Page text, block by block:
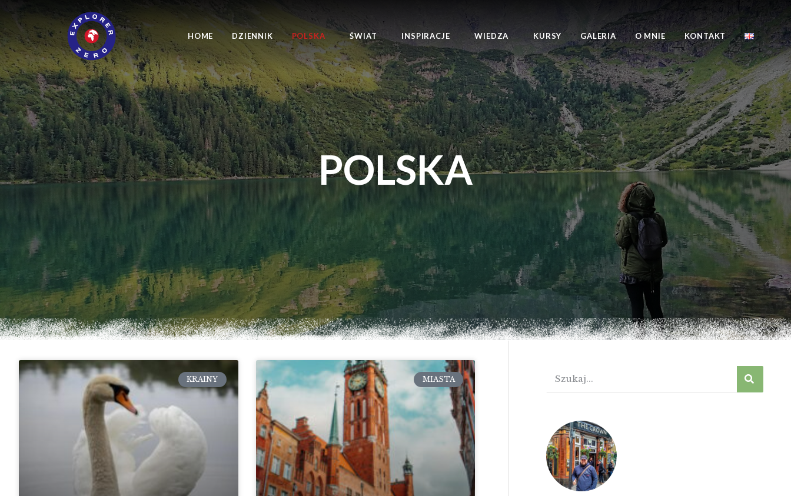
HOME DZIENNIK POLSKA ŚWIAT INSPIRACJE WIEDZA KURSY GALERIA O MNIE KONTAKT
POLSKA
KRAINY MIASTA